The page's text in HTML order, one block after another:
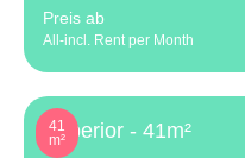
Preis ab
All-incl. Rent per Month
41
m²
Superior - 41m²